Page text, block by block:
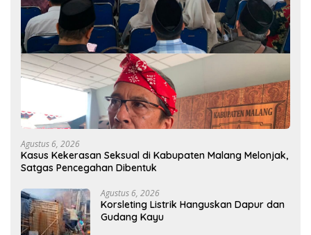
Agustus 6, 2026
Kasus Kekerasan Seksual di Kabupaten Malang Melonjak,
Satgas Pencegahan Dibentuk
Agustus 6, 2026
Korsleting Listrik Hanguskan Dapur dan
Gudang Kayu